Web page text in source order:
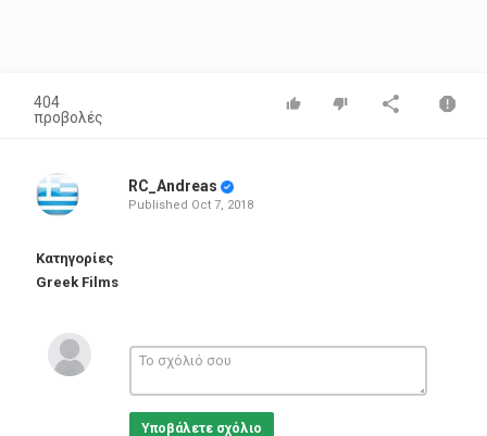
404
προβολές
RC_Andreas
Published Oct 7, 2018
Κατηγορίες
Greek Films
Υποβάλετε σχόλιο